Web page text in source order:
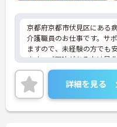
京都府京都市伏見区にある
介護職員のお仕事です。サ
ますので、未経験の方でも
ます。ご興味がある方は是
合せ下さい。更に詳細など
詳細を見る